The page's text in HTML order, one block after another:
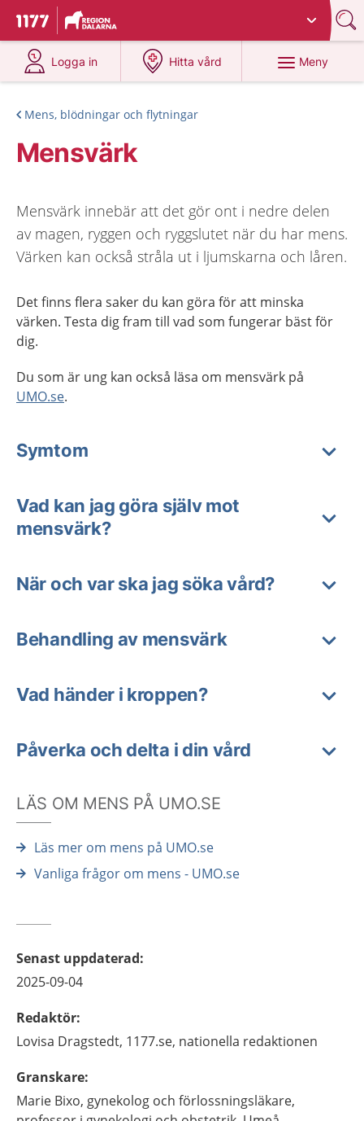
Till startsidan för 1177
Du har valt region
Logga in
på 1177.se
Hitta vård
på 1177.se
Meny
Mens, blödningar och flytningar
Mensvärk
Mensvärk innebär att det gör ont i nedre delen
av magen, ryggen och ryggslutet när du har mens.
Värken kan också stråla ut i ljumskarna och låren.
Det finns flera saker du kan göra för att minska
värken. Testa dig fram till vad som fungerar bäst för
dig.
Du som är ung kan också läsa om mensvärk på
UMO.se.
Symtom
Vad kan jag göra själv mot
mensvärk?
När och var ska jag söka vård?
Behandling av mensvärk
Vad händer i kroppen?
Påverka och delta i din vård
LÄS OM MENS PÅ UMO.SE
Läs mer om mens på UMO.se
Vanliga frågor om mens - UMO.se
Senast uppdaterad:
2025-09-04
Redaktör:
Lovisa Dragstedt, 1177.se, nationella redaktionen
Granskare:
Marie Bixo, gynekolog och förlossningsläkare,